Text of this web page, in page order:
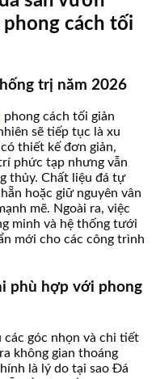
cách tối
trị năm 2026
phong cách tối giản
sẽ tiếp tục là xu
thiết kế đơn giản,
phức tạp nhưng vẫn
thủy. Chất liệu đá tự
hoặc giữ nguyên vân
mẽ. Ngoài ra, việc
minh và hệ thống tưới
mới cho các công trình
phù hợp với phong
các góc nhọn và chi tiết
không gian thoáng
là lý do tại sao Đá